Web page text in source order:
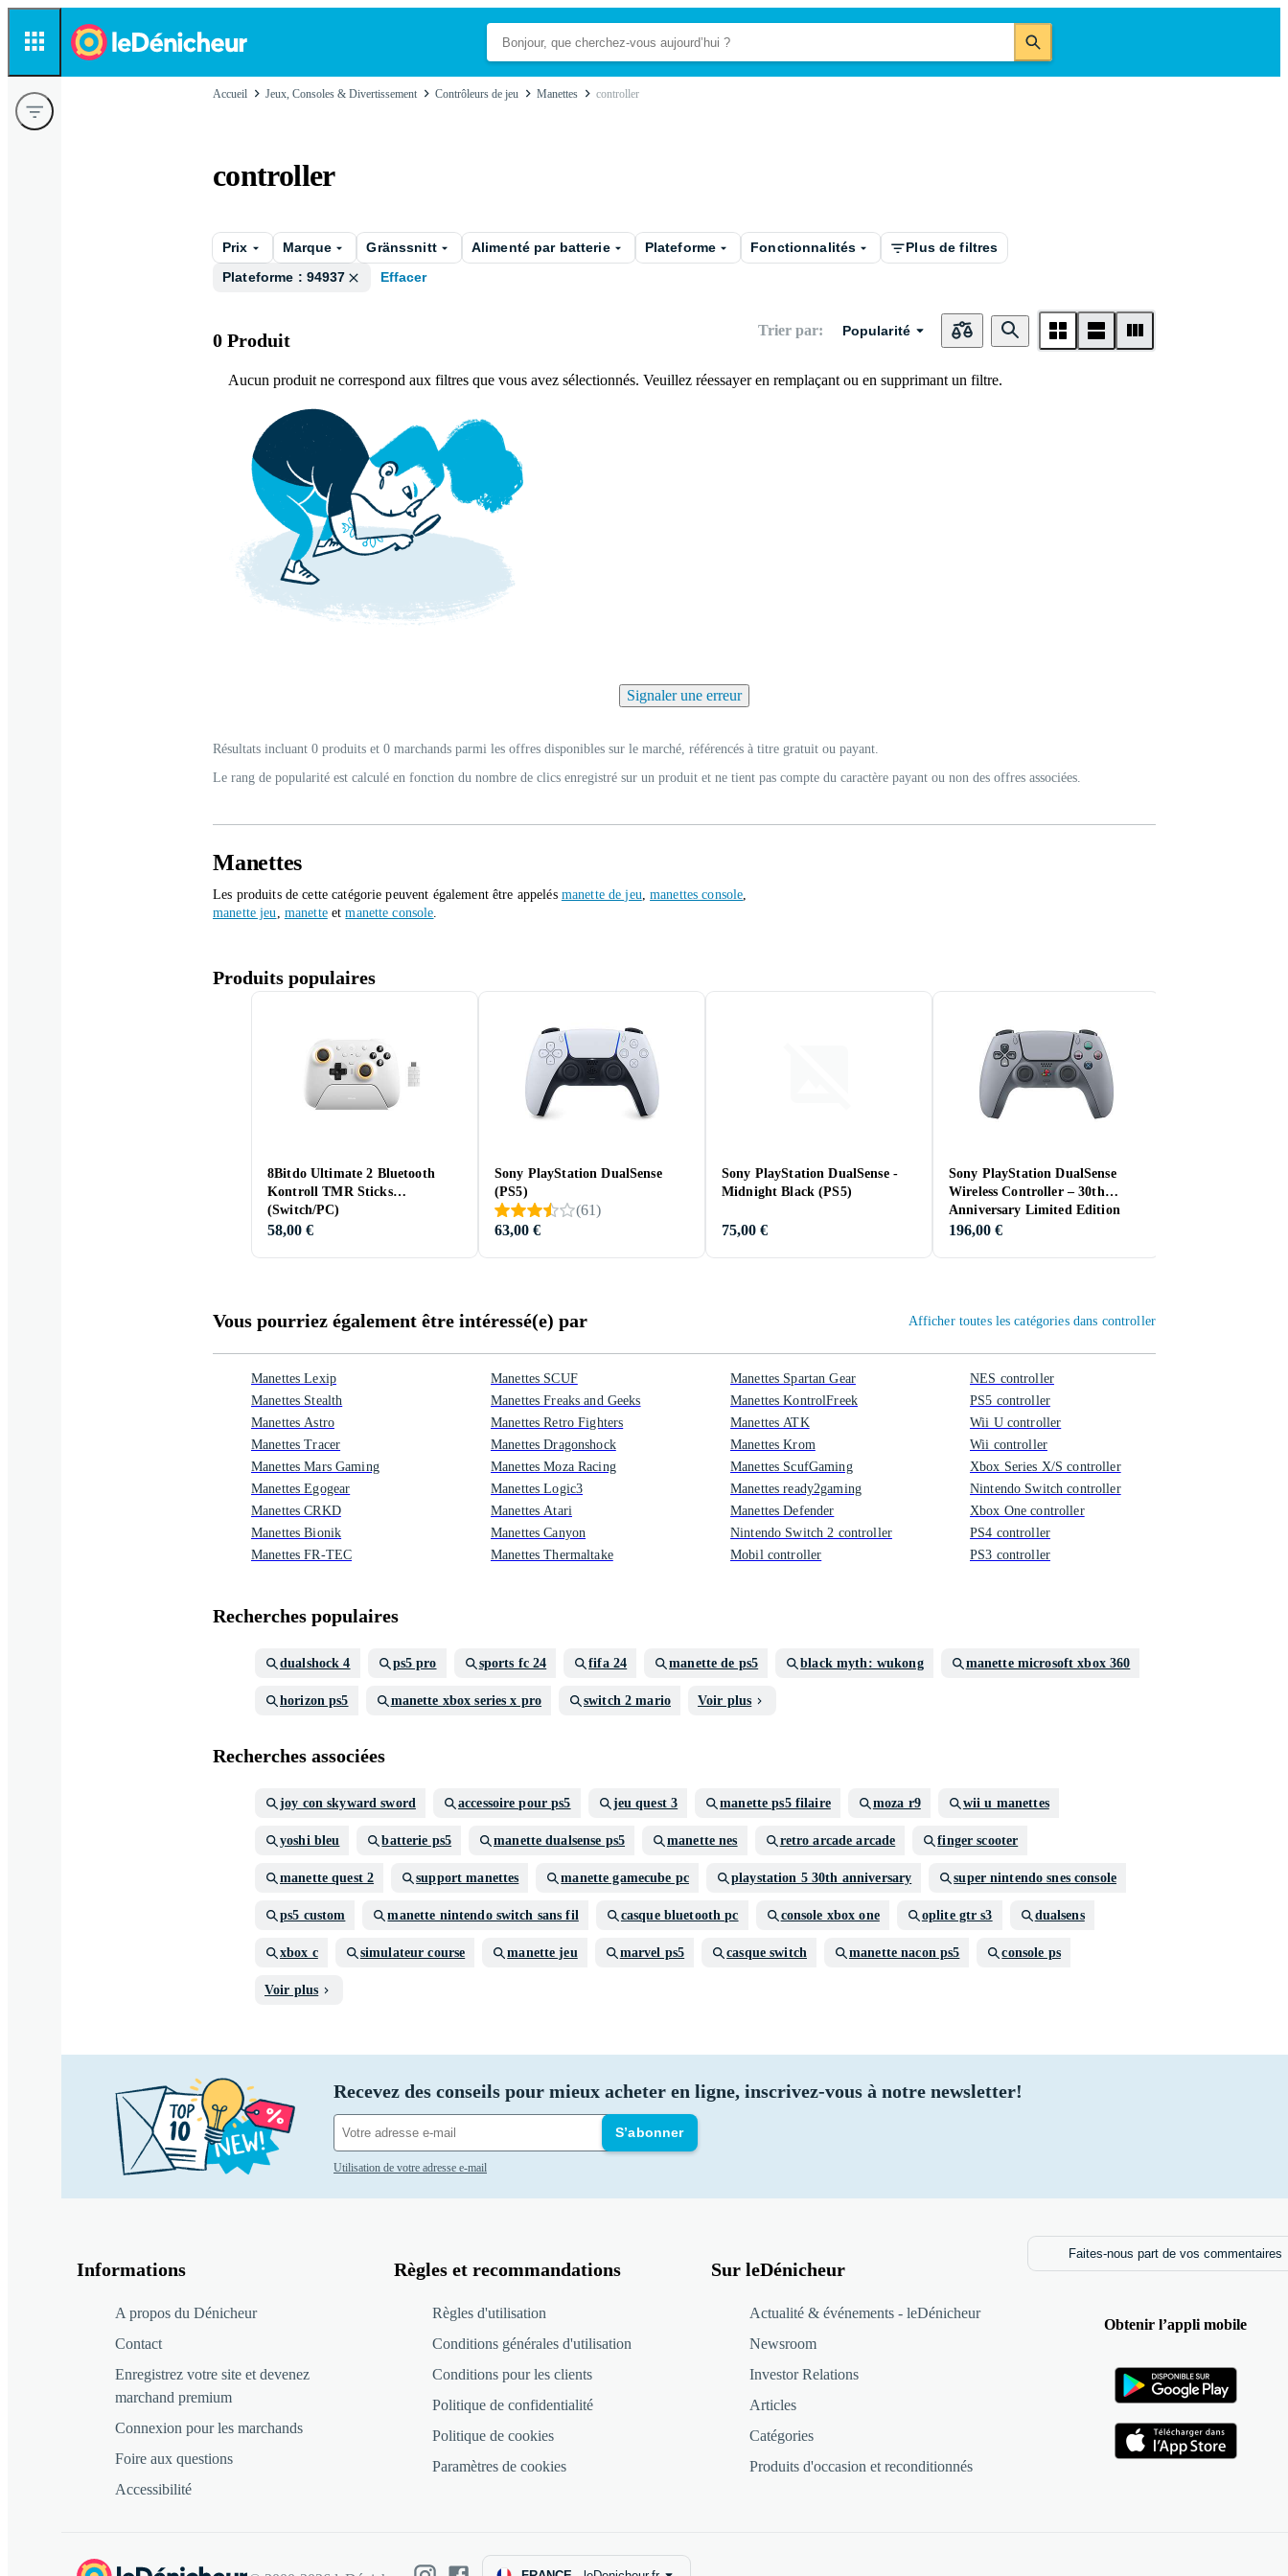
Accueil Jeux, Consoles & Divertissement Contrôleurs de jeu Manettes controller
controller
Prix Marque Gränssnitt Alimenté par batterie Plateforme Fonctionnalités
Plus de filtres
Plateforme : 94937
Effacer
0 Produit Trier par: Popularité
Aucun produit ne correspond aux filtres que vous avez sélectionnés. Veuillez réessayer en remplaçant ou en supprimant un filtre.
Signaler une erreur
Résultats incluant 0 produits et 0 marchands parmi les offres disponibles sur le marché, référencés à titre gratuit ou payant.
Le rang de popularité est calculé en fonction du nombre de clics enregistré sur un produit et ne tient pas compte du caractère payant ou non des offres associées.
Manettes
Les produits de cette catégorie peuvent également être appelés manette de jeu,manettes console,
manette jeu, manetteetmanette console.
Produits populaires
8Bitdo Ultimate 2 Bluetooth
Kontroll TMR Sticks
(Switch/PC)
58,00 €
Sony PlayStation DualSense
(PS5)
(61)
63,00 €
Sony PlayStation DualSense -
Midnight Black (PS5)
75,00 €
Sony PlayStation DualSense
Wireless Controller – 30th
Anniversary Limited Edition
(PS5)
196,00 €
Vous pourriez également être intéressé(e) par Afficher toutes les catégories dans controller
Manettes Lexip
Manettes Stealth
Manettes Astro
Manettes Tracer
Manettes Mars Gaming
Manettes Egogear
Manettes CRKD
Manettes Bionik
Manettes FR-TEC
Manettes SCUF
Manettes Freaks and Geeks
Manettes Retro Fighters
Manettes Dragonshock
Manettes Moza Racing
Manettes Logic3
Manettes Atari
Manettes Canyon
Manettes Thermaltake
Manettes Spartan Gear
Manettes KontrolFreek
Manettes ATK
Manettes Krom
Manettes ScufGaming
Manettes ready2gaming
Manettes Defender
Nintendo Switch 2 controller
Mobil controller
NES controller
PS5 controller
Wii U controller
Wii controller
Xbox Series X/S controller
Nintendo Switch controller
Xbox One controller
PS4 controller
PS3 controller
Recherches populaires
dualshock 4 ps5 pro sports fc 24 fifa 24 manette de ps5 black myth: wukong manette microsoft xbox 360
horizon ps5 manette xbox series x pro switch 2 mario Voir plus
Recherches associées
joy con skyward sword accessoire pour ps5 jeu quest 3 manette ps5 filaire moza r9 wii u manettes
yoshi bleu batterie ps5 manette dualsense ps5 manette nes retro arcade arcade finger scooter
manette quest 2 support manettes manette gamecube pc playstation 5 30th anniversary super nintendo snes console
ps5 custom manette nintendo switch sans fil casque bluetooth pc console xbox one oplite gtr s3 dualsens
xbox c simulateur course manette jeu marvel ps5 casque switch manette nacon ps5 console ps
Voir plus
Recevez des conseils pour mieux acheter en ligne, inscrivez-vous à notre newsletter!
S’abonner
Utilisation de votre adresse e-mail
Informations
A propos du Dénicheur
Contact
Enregistrez votre site et devenez
marchand premium
Connexion pour les marchands
Foire aux questions
Accessibilité
Règles et recommandations
Règles d'utilisation
Conditions générales d'utilisation
Conditions pour les clients
Politique de confidentialité
Politique de cookies
Paramètres de cookies
Sur leDénicheur
Actualité & événements - leDénicheur
Newsroom
Investor Relations
Articles
Catégories
Produits d'occasion et reconditionnés
Faites-nous part de vos commentaires
Obtenir l’appli mobile